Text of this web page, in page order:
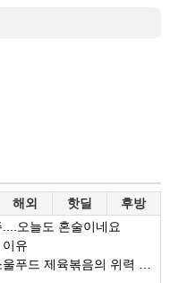
해외 핫딜 후방
오늘도 혼술이네요
유
드 제육볶음의 위력 ㅋㅋ